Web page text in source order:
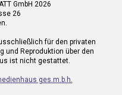
GmbH 2026
26
für den privaten
und Reproduktion über den
ist nicht gestattet.
ges.m.b.h.